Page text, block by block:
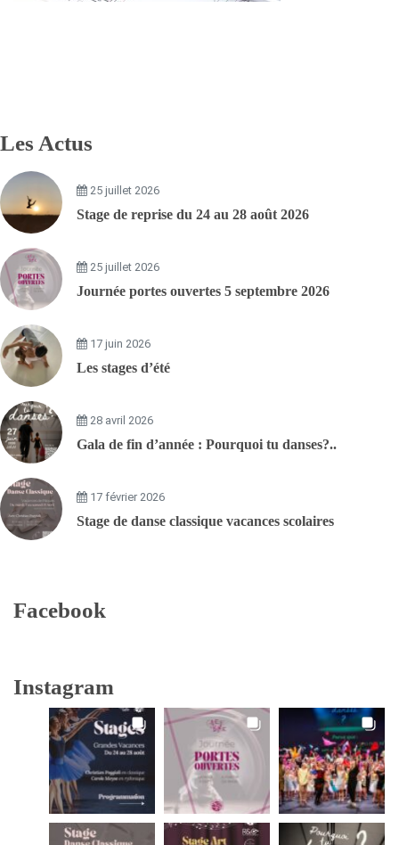
Les Actus
25 juillet 2026
Stage de reprise du 24 au 28 août 2026
25 juillet 2026
Journée portes ouvertes 5 septembre 2026
17 juin 2026
Les stages d’été
28 avril 2026
Gala de fin d’année : Pourquoi tu danses?..
17 février 2026
Stage de danse classique vacances scolaires
Facebook
Instagram